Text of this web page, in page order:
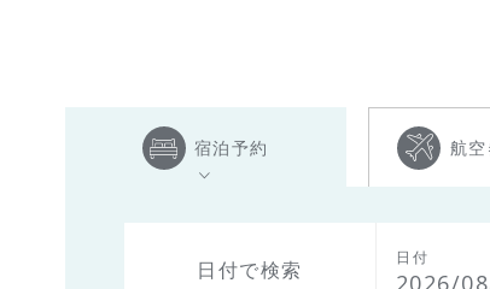
宿泊予約 航
日付で検索
日付